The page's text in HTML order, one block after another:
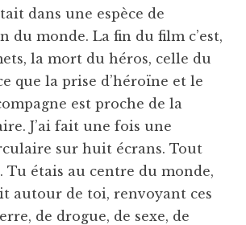
dans une espèce de
du monde. La fin du film c’est,
la mort du héros, celle du
que la prise d’héroïne et le
est proche de la
J’ai fait une fois une
sur huit écrans. Tout
Tu étais au centre du monde,
autour de toi, renvoyant ces
de drogue, de sexe, de